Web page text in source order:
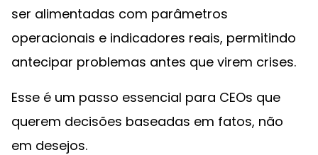
ser alimentadas com parâmetros
operacionais e indicadores reais, permitindo
antecipar problemas antes que virem crises.
Esse é um passo essencial para CEOs que
querem decisões baseadas em fatos, não
em desejos.